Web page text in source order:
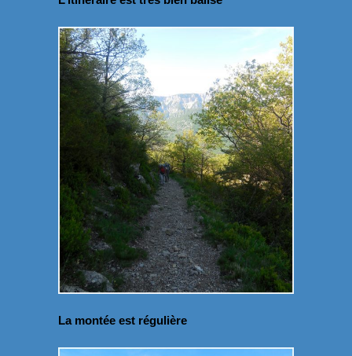
La montée est régulière